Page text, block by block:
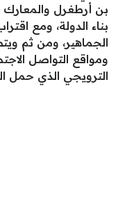
بن أرطغرل
الجماهير، ومن ثم
ومواقع التواصل
الترويجي الذي حمل